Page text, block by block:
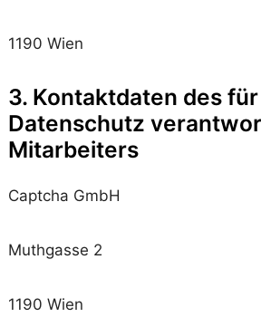
1190 Wien
3. Kontaktdaten des für
Datenschutz
Mitarbeiters
Captcha GmbH
Muthgasse 2
1190 Wien